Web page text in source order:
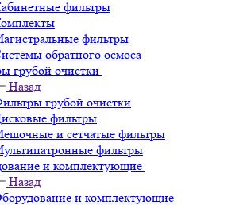
фильтры
фильтры
обратного осмоса
грубой очистки
Назад
грубой очистки
фильтры
и сетчатые фильтры
фильтры
и комплектующие
Назад
и комплектующие